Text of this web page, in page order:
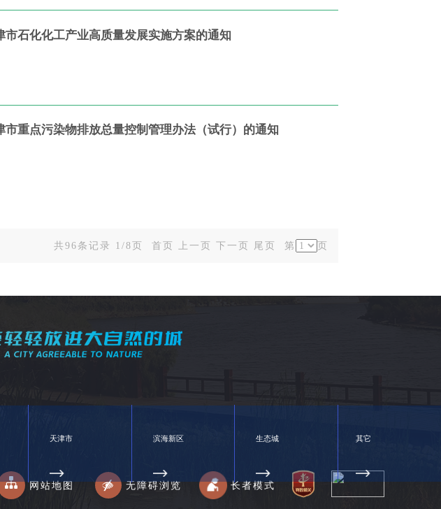
石化化工产业高质量发展实施方案的通知
重点污染物排放总量控制管理办法（试行）的通知
共96条记录 1/8页 首页 上一页 下一页 尾页 第 页
网站地图 无障碍浏览 长者模式
天津市 滨海新区 生态城 其它